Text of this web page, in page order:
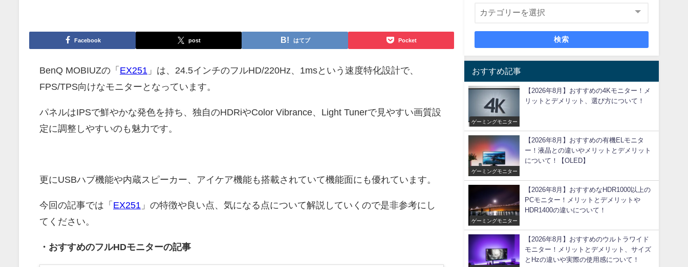
Facebook post はてブ Pocket
BenQ MOBIUZの「 EX251 」は、24.5インチのフルHD/220Hz、1msという速度特化設計で、
FPS/TPS向けなモニターとなっています。
パネルはIPSで鮮やかな発色を持ち、独自のHDRiやColor Vibrance、Light Tunerで見やすい画質設
定に調整しやすいのも魅力です。
更にUSBハブ機能や内蔵スピーカー、アイケア機能も搭載されていて機能面にも優れています。
今回の記事では「 EX251 」 の特徴や良い点、気になる点について解説していくので是非参考にし
てください。
・おすすめのフルHDモニターの記事
検索
おすすめ記事
ゲーミングモニター
【2026年8月】おすすめの4Kモニター！メ
リットとデメリット、選び方について！
ゲーミングモニター
【2026年8月】おすすめの有機ELモニタ
ー！液晶との違いやメリットとデメリット
について！【OLED】
ゲーミングモニター
【2026年8月】おすすめなHDR1000以上の
PCモニター！メリットとデメリットや
HDR1400の違いについて！
【2026年8月】おすすめのウルトラワイド
モニター！メリットとデメリット、サイズ
とHzの違いや実際の使用感について！